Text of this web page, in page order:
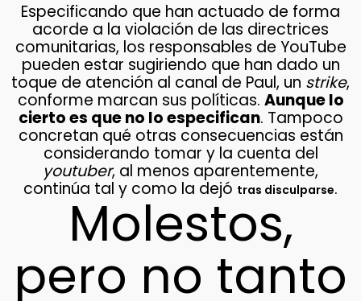
Especificando que han actuado de forma
acorde a la violación de las directrices
comunitarias, los responsables de YouTube
pueden estar sugiriendo que han dado un
toque de atención al canal de Paul, un strike,
conforme marcan sus políticas. Aunque lo
cierto es que no lo especifican. Tampoco
concretan qué otras consecuencias están
considerando tomar y la cuenta del
youtuber, al menos aparentemente,
continúa tal y como la dejó tras disculparse.
Molestos,
pero no tanto